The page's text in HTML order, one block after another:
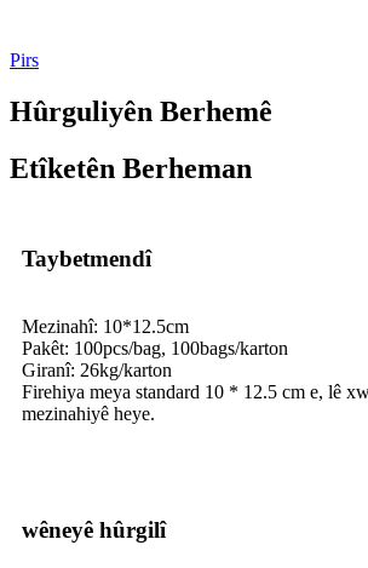
Pirs
Hûrguliyên Berhemê
Etîketên Berheman
Taybetmendî
Mezinahî: 10*12.5cm
Pakêt: 100pcs/bag, 100bags/karton
Giranî: 26kg/karton
Firehiya meya standard 10 * 12.5 cm e, lê
mezinahiyê heye.
wêneyê hûrgilî